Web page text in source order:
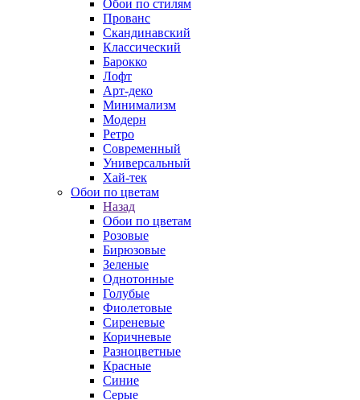
Обои по стилям
Прованс
Скандинавский
Классический
Барокко
Лофт
Арт-деко
Минимализм
Модерн
Ретро
Современный
Универсальный
Хай-тек
Обои по цветам
Назад
Обои по цветам
Розовые
Бирюзовые
Зеленые
Однотонные
Голубые
Фиолетовые
Сиреневые
Коричневые
Разноцветные
Красные
Синие
Серые